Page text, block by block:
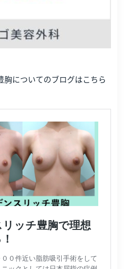
胸についてのブログはこちら